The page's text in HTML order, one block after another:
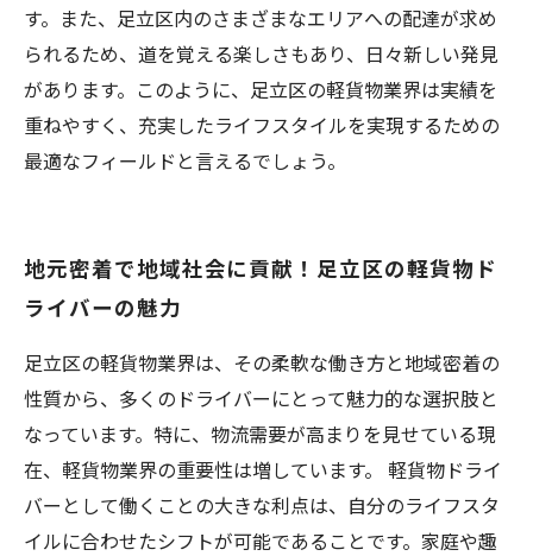
す。また、足立区内のさまざまなエリアへの配達が求め
られるため、道を覚える楽しさもあり、日々新しい発見
があります。このように、足立区の軽貨物業界は実績を
重ねやすく、充実したライフスタイルを実現するための
最適なフィールドと言えるでしょう。
地元密着で地域社会に貢献！足立区の軽貨物ド
ライバーの魅力
足立区の軽貨物業界は、その柔軟な働き方と地域密着の
性質から、多くのドライバーにとって魅力的な選択肢と
なっています。特に、物流需要が高まりを見せている現
在、軽貨物業界の重要性は増しています。 軽貨物ドライ
バーとして働くことの大きな利点は、自分のライフスタ
イルに合わせたシフトが可能であることです。家庭や趣